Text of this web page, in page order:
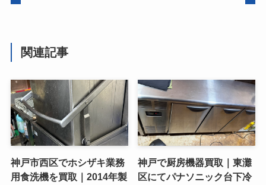
関連記事
神戸市西区でホシザキ業務
用食洗機を買取｜2014年製
神戸で厨房機器買取｜東灘
区にてパナソニック台下冷